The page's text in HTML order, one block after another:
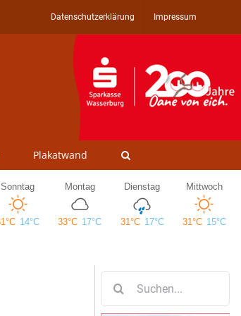
Datenschutzerklärung Impressum
Plakatwand
nach: